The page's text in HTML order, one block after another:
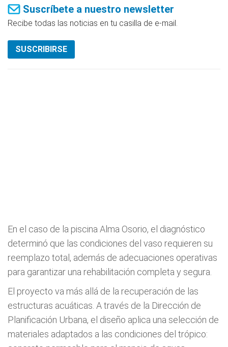
Suscríbete a nuestro newsletter
Recibe todas las noticias en tu casilla de e-mail.
SUSCRIBIRSE
En el caso de la piscina Alma Osorio, el diagnóstico
determinó que las condiciones del vaso requieren su
reemplazo total, además de adecuaciones operativas
para garantizar una rehabilitación completa y segura.
El proyecto va más allá de la recuperación de las
estructuras acuáticas. A través de la Dirección de
Planificación Urbana, el diseño aplica una selección de
materiales adaptados a las condiciones del trópico: